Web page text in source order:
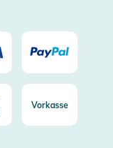
Vorkasse